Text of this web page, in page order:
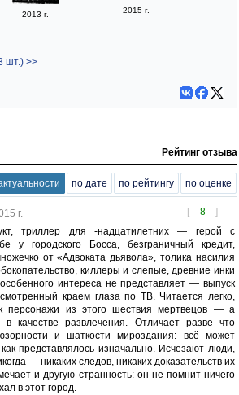
2013 г. 2015 г.
шт.) >>
Рейтинг отзыва
по дате по рейтингу по оценке
[ 8 ]
г.
триллер для -надцатилетних — герой с
у городского Босса, безграничный кредит,
от «Адвоката дьявола», толика насилия
киллеры и слепые, древние инки
интереса не представляет — выпуск
краем глаза по ТВ. Читается легко,
персонажи из этого шествия мертвецов — а
в качестве развлечения. Отличает разве что
и шаткости мироздания: всё может
представлялось изначально. Исчезают люди,
— никаких следов, никаких доказательств их
и другую странность: он не помнит ничего
в этот город.